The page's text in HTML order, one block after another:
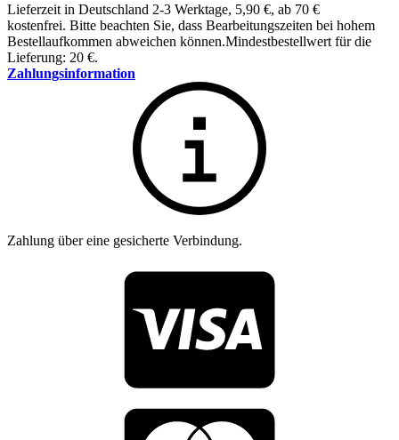
Lieferzeit in Deutschland 2-3 Werktage, 5,90 €, ab 70 €
kostenfrei. Bitte beachten Sie, dass Bearbeitungszeiten bei hohem
Bestellaufkommen abweichen können.Mindestbestellwert für die
Lieferung: 20 €.
Zahlungsinformation
Zahlung über eine gesicherte Verbindung.